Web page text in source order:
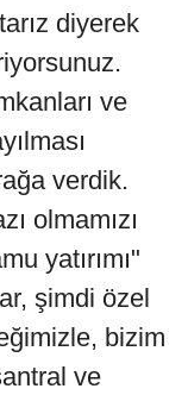
diyerek
ve
verdik.
olmamızı
yatırımı"
şimdi özel
bizim
ve